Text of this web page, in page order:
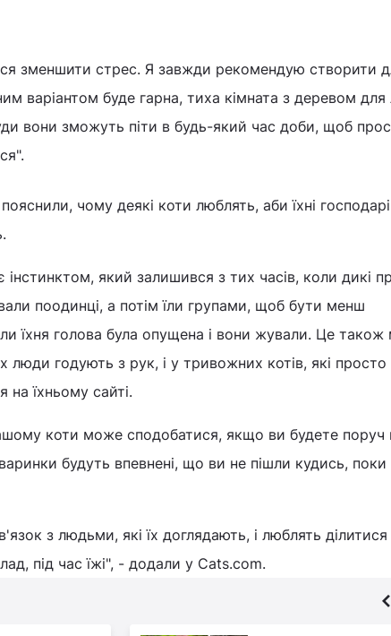
зменшити стрес. Я завжди рекомендую створити
варіантом буде гарна, тиха кімната з деревом для
вони зможуть піти в будь-який час доби, щоб
чому деякі коти люблять, аби їхні
який залишився з тих часів, коли дикі
поодинці, а потім їли групами, щоб бути менш
їхня голова була опущена і вони жували. Це
люди годують з рук, і у тривожних котів, які просто
на їхньому сайті.
коти може сподобатися, якщо ви будете поруч
будуть впевнені, що ви не пішли кудись, поки
з людьми, які їх доглядають, і люблять
під час їжі", - додали у Cats.com.